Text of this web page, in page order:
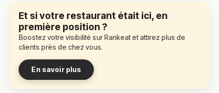
Et si votre restaurant était ici, en
première position ?
Boostez votre visibilité sur Rankeat et attirez plus de
clients près de chez vous.
En savoir plus